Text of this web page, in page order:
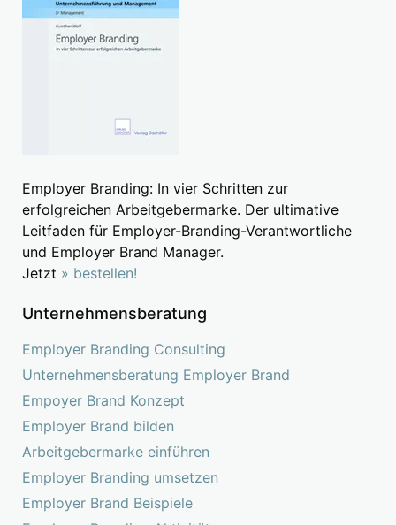
Employer Branding: In vier Schritten zur
erfolgreichen Arbeitgebermarke. Der ultimative
Leitfaden für Employer-Branding-Verantwortliche
und Employer Brand Manager.
Jetzt » bestellen!
Unternehmensberatung
Employer Branding Consulting
Unternehmensberatung Employer Brand
Empoyer Brand Konzept
Employer Brand bilden
Arbeitgebermarke einführen
Employer Branding umsetzen
Employer Brand Beispiele